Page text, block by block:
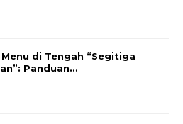
di Tengah “Segitiga
Panduan…